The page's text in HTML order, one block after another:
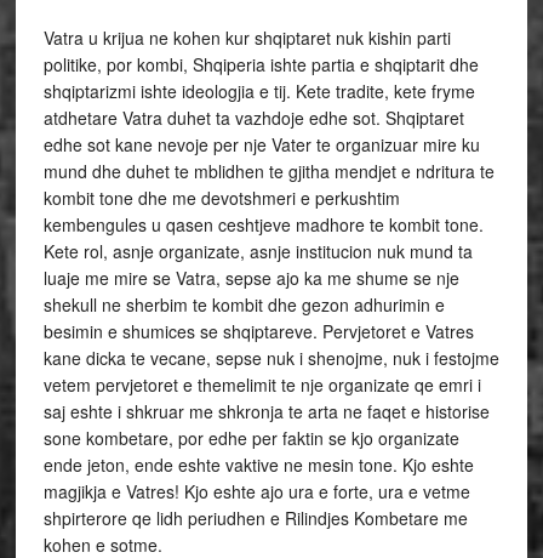
Vatra u krijua ne kohen kur shqiptaret nuk kishin parti
politike, por kombi, Shqiperia ishte partia e shqiptarit dhe
shqiptarizmi ishte ideologjia e tij. Kete tradite, kete fryme
atdhetare Vatra duhet ta vazhdoje edhe sot. Shqiptaret
edhe sot kane nevoje per nje Vater te organizuar mire ku
mund dhe duhet te mblidhen te gjitha mendjet e ndritura te
kombit tone dhe me devotshmeri e perkushtim
kembengules u qasen ceshtjeve madhore te kombit tone.
Kete rol, asnje organizate, asnje institucion nuk mund ta
luaje me mire se Vatra, sepse ajo ka me shume se nje
shekull ne sherbim te kombit dhe gezon adhurimin e
besimin e shumices se shqiptareve. Pervjetoret e Vatres
kane dicka te vecane, sepse nuk i shenojme, nuk i festojme
vetem pervjetoret e themelimit te nje organizate qe emri i
saj eshte i shkruar me shkronja te arta ne faqet e historise
sone kombetare, por edhe per faktin se kjo organizate
ende jeton, ende eshte vaktive ne mesin tone. Kjo eshte
magjikja e Vatres! Kjo eshte ajo ura e forte, ura e vetme
shpirterore qe lidh periudhen e Rilindjes Kombetare me
kohen e sotme.